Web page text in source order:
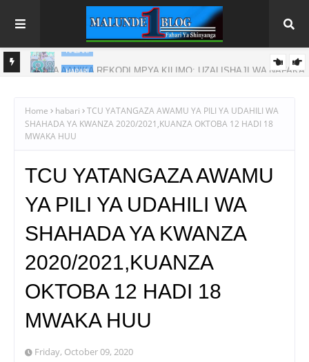
Home habari
TCU YATANGAZA AWAMU YA PILI YA UDAHILI WA
SHAHADA YA KWANZA 2020/2021,KUANZA OKTOBA 12 HADI 18
MWAKA HUU
TCU YATANGAZA AWAMU
YA PILI YA UDAHILI WA
SHAHADA YA KWANZA
2020/2021,KUANZA
OKTOBA 12 HADI 18
MWAKA HUU
Friday, October 09, 2020